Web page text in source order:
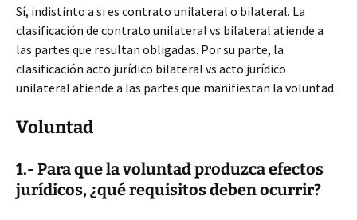
Sí, indistinto a si es contrato unilateral o bilateral. La
clasificación de contrato unilateral vs bilateral atiende a
las partes que resultan obligadas. Por su parte, la
clasificación acto jurídico bilateral vs acto jurídico
unilateral atiende a las partes que manifiestan la voluntad.
Voluntad
1.- Para que la voluntad produzca efectos
jurídicos, ¿qué requisitos deben ocurrir?